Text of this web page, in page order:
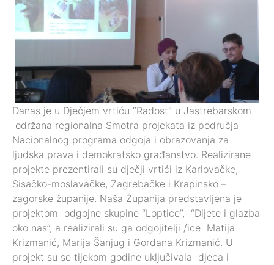
Danas je u Dječjem vrtiću “Radost” u Jastrebarskom
održana regionalna Smotra projekata iz područja
Nacionalnog programa odgoja i obrazovanja za
ljudska prava i demokratsko građanstvo. Realizirane
projekte prezentirali su dječji vrtići iz Karlovačke,
Sisačko-moslavačke, Zagrebačke i Krapinsko –
zagorske županije. Naša Županija predstavljena je
projektom odgojne skupine “Loptice”, “Dijete i glazba
oko nas”, a realizirali su ga odgojitelji /ice Matija
Krizmanić, Marija Šanjug i Gordana Krizmanić. U
projekt su se tijekom godine uključivala djeca i